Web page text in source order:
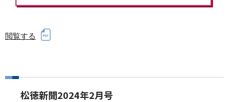
閲覧する
松徳新聞2024年2月号